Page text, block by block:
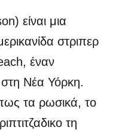
είναι μια
στριπερ
έναν
Νέα Υόρκη.
τα ρωσικά, το
τη